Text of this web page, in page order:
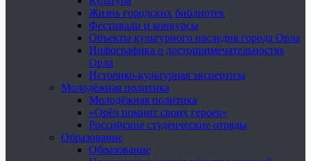
Жизнь городских библиотек
Фестивали и конкурсы
Объекты культурного наследия города Орла
Инфографика о достопримечательностях
Орла
Историко-культурная экспертиза
Молодёжная политика
Молодёжная политика
«Орёл помнит своих героев»
Российские студенческие отряды
Образование
Образование